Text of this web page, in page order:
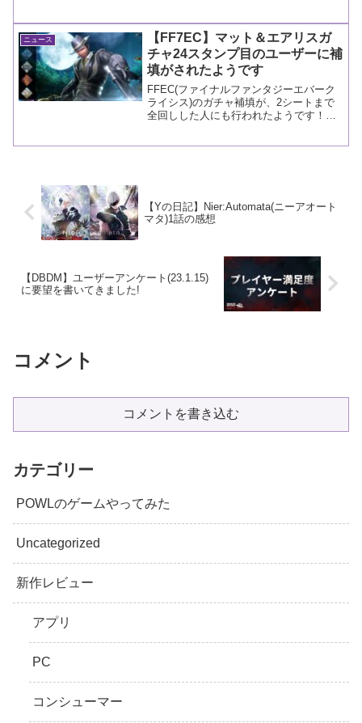
ニュース
【FF7EC】マット＆エアリスガ
チャ24スタンプ目のユーザーに補
填がされたようです
FFEC(ファイナルファンタジーエバーク
ライシス)のガチャ補填が、2シートまで
全回しした人にも行われたようです！ヨ
【Yの日記】Nier:Automata(ニーアオート
マタ)1話の感想
【DBDM】ユーザーアンケート(23.1.15)
に要望を書いてきました!
コメント
コメントを書き込む
カテゴリー
POWLのゲームやってみた
Uncategorized
新作レビュー
アプリ
PC
コンシューマー